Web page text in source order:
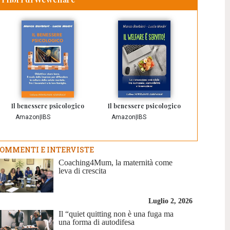
Il benessere psicologico
Amazon IBS
Il benessere psicologico
Amazon IBS
E INTERVISTE
Coaching4Mum, la maternità come
leva di crescita
Luglio 2, 2026
Il “quiet quitting non è una fuga ma
una forma di autodifesa